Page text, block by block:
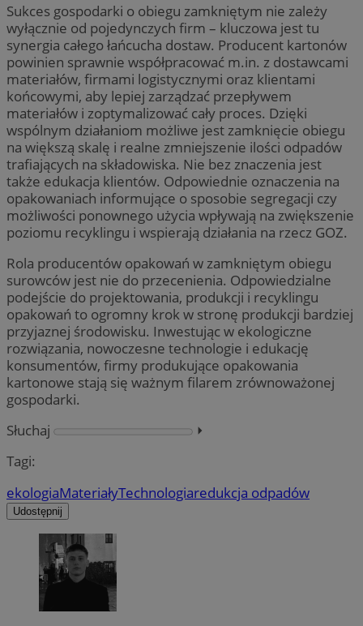
Sukces gospodarki o obiegu zamkniętym nie zależy
wyłącznie od pojedynczych firm – kluczowa jest tu
synergia całego łańcucha dostaw. Producent kartonów
powinien sprawnie współpracować m.in. z dostawcami
materiałów, firmami logistycznymi oraz klientami
końcowymi, aby lepiej zarządzać przepływem
materiałów i zoptymalizować cały proces. Dzięki
wspólnym działaniom możliwe jest zamknięcie obiegu
na większą skalę i realne zmniejszenie ilości odpadów
trafiających na składowiska. Nie bez znaczenia jest
także edukacja klientów. Odpowiednie oznaczenia na
opakowaniach informujące o sposobie segregacji czy
możliwości ponownego użycia wpływają na zwiększenie
poziomu recyklingu i wspierają działania na rzecz GOZ.
Rola producentów opakowań w zamkniętym obiegu
surowców jest nie do przecenienia. Odpowiedzialne
podejście do projektowania, produkcji i recyklingu
opakowań to ogromny krok w stronę produkcji bardziej
przyjaznej środowisku. Inwestując w ekologiczne
rozwiązania, nowoczesne technologie i edukację
konsumentów, firmy produkujące opakowania
kartonowe stają się ważnym filarem zrównoważonej
gospodarki.
Słuchaj
⏵︎
Tagi:
ekologiaMateriałyTechnologiaredukcja odpadów
Udostępnij